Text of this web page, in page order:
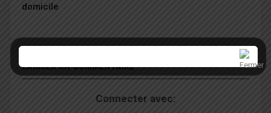
domicile
LAISSER UN COMMENTAIRE
Connecter avec: